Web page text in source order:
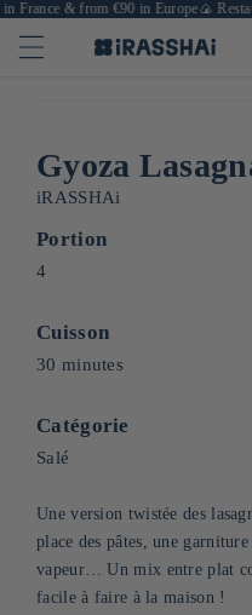
& from €90 in Europe🍙
Gyoza
iRASSHAi
Portion
4
Cuisson
30 minutes
Catégorie
Salé
Une version twistée des
place des pâtes, une
vapeur… Un mix entre plat
facile à faire à la maison !